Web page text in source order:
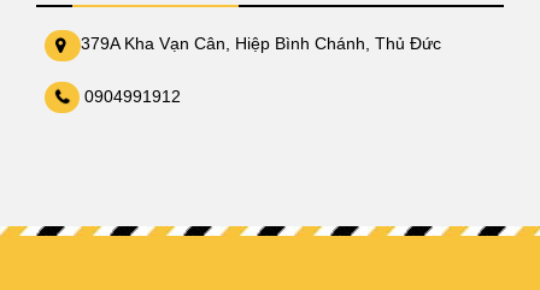
379A Kha Vạn Cân, Hiệp Bình Chánh, Thủ Đức
0904991912